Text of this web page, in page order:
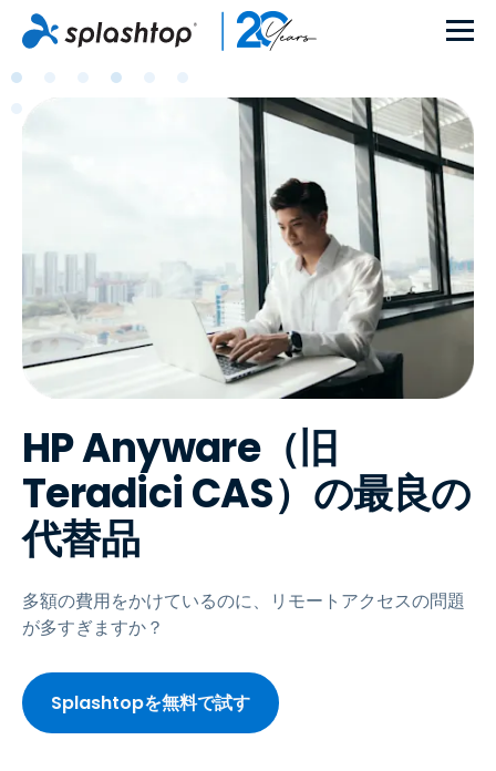
HP Anyware（旧
Teradici CAS）の最良の
代替品
多額の費用をかけているのに、リモートアクセスの問題
が多すぎますか？
Splashtopを無料で試す